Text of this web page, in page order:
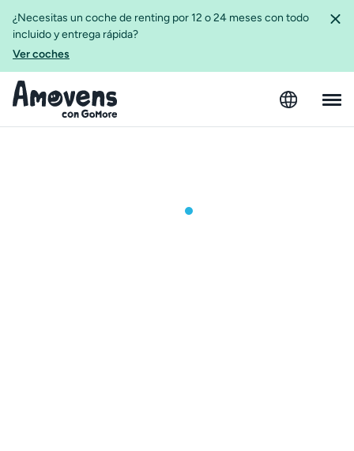
¿Necesitas un coche de renting por 12 o 24 meses con todo
incluido y entrega rápida?
Ver coches